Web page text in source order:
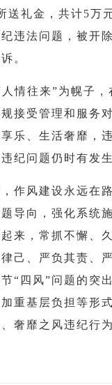
送礼金，共计5万
违法问题，被开
。
人情往来”为幌子
接受管理和服务
乐、生活奢靡，
纪问题仍时有发
作风建设永远在路
导向，强化系统
来，常抓不懈、
己、严负其责、
“四风”问题的突
重基层负担等形
奢靡之风违纪行